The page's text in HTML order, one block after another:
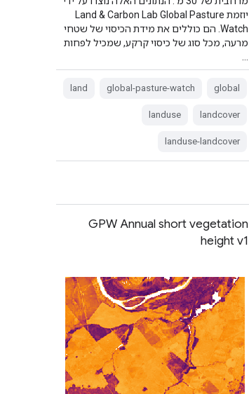
יוזמת Land & Carbon Lab Global Pasture
Watch. הם כוללים את מידת הכיסוי של שטחי
מרעה, מכל סוג של כיסוי קרקע, שמכיל לפחות
global
global-pasture-watch
land
landcover
landuse
landuse-landcover
GPW Annual short vegetation
height v1